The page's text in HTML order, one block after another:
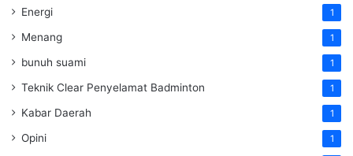
Energi 1
Menang 1
bunuh suami 1
Teknik Clear Penyelamat Badminton 1
Kabar Daerah 1
Opini 1